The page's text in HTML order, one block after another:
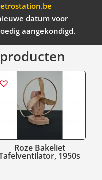
datum voor
aangekondigd.
Roze Bakeliet
1950s